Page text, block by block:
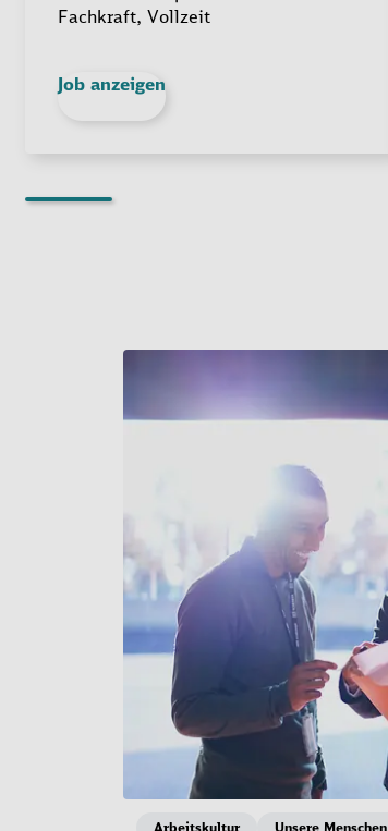
Fachkraft, Vollzeit
Job anzeigen
Arbeitskultur Unsere Menschen